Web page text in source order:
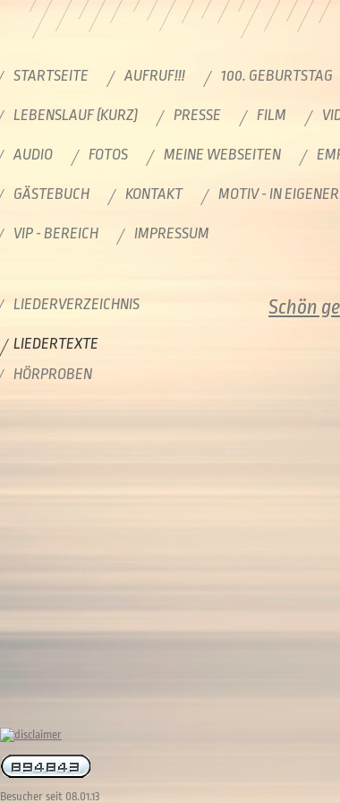
STARTSEITE AUFRUF!!! 100. GEBURTSTAG
LEBENSLAUF (KURZ) PRESSE FILM
AUDIO FOTOS MEINE WEBSEITEN
GÄSTEBUCH KONTAKT MOTIV - IN
VIP - BEREICH IMPRESSUM
LIEDERVERZEICHNIS
LIEDERTEXTE
HÖRPROBEN
Besucher seit 08.01.13
Schön